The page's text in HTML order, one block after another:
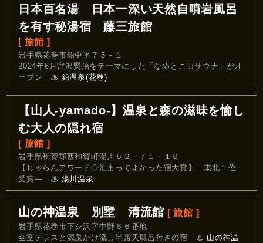
日本百名湯 日本一深い天然自噴岩風呂
を有す秘湯宿 藤三旅館
[ 旅館 ]
岩手県花巻市鉛中平７５－１
2024年6月宮沢賢治をテーマにした「なめとこ山サウナ」がオ
ープン ♨ 鉛温泉(花巻)
【山人-yamado-】温泉と森の滋味を愉し
む大人の隠れ宿
[ 旅館 ]
岩手県和賀郡西和賀町湯川５２－７１－１０
【じゃらんアワード◇泊まってよかった宿大賞】―東北１位
受賞― ♨ 湯川温泉
山の神温泉 別墅 清流館 [ 旅館 ]
岩手県花巻市下シ沢字中野６６番地
全室テラスと源泉かけ流し半露天風呂付きの宿 ♨ 山の神温